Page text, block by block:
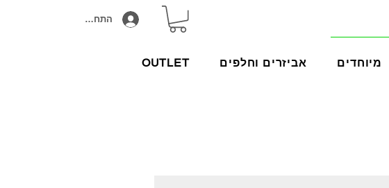
התחבר/הירשם
OUTLET אביזרים וחלפים מיוחדים